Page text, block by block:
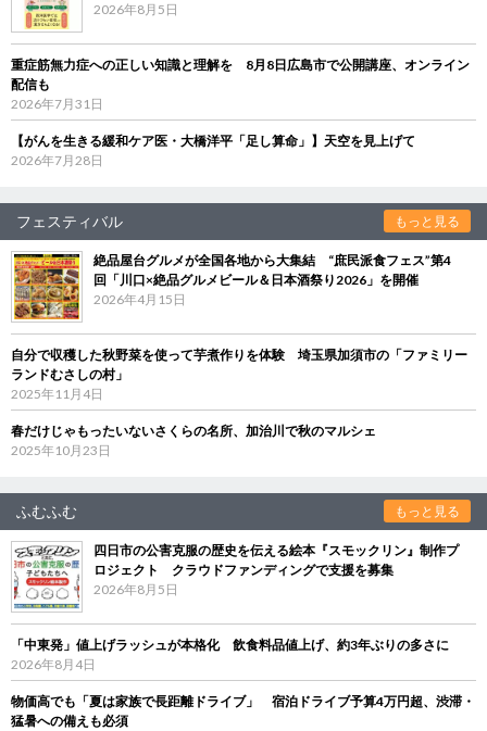
2026年8月5日
重症筋無力症への正しい知識と理解を 8月8日広島市で公開講座、オンライン
配信も
2026年7月31日
【がんを生きる緩和ケア医・大橋洋平「足し算命」】天空を見上げて
2026年7月28日
フェスティバル もっと見る
絶品屋台グルメが全国各地から大集結 “庶民派食フェス”第4
回「川口×絶品グルメビール＆日本酒祭り2026」を開催
2026年4月15日
自分で収穫した秋野菜を使って芋煮作りを体験 埼玉県加須市の「ファミリー
ランドむさしの村」
2025年11月4日
春だけじゃもったいないさくらの名所、加治川で秋のマルシェ
2025年10月23日
ふむふむ もっと見る
四日市の公害克服の歴史を伝える絵本『スモックリン』制作プ
ロジェクト クラウドファンディングで支援を募集
2026年8月5日
「中東発」値上げラッシュが本格化 飲食料品値上げ、約3年ぶりの多さに
2026年8月4日
物価高でも「夏は家族で長距離ドライブ」 宿泊ドライブ予算4万円超、渋滞・
猛暑への備えも必須